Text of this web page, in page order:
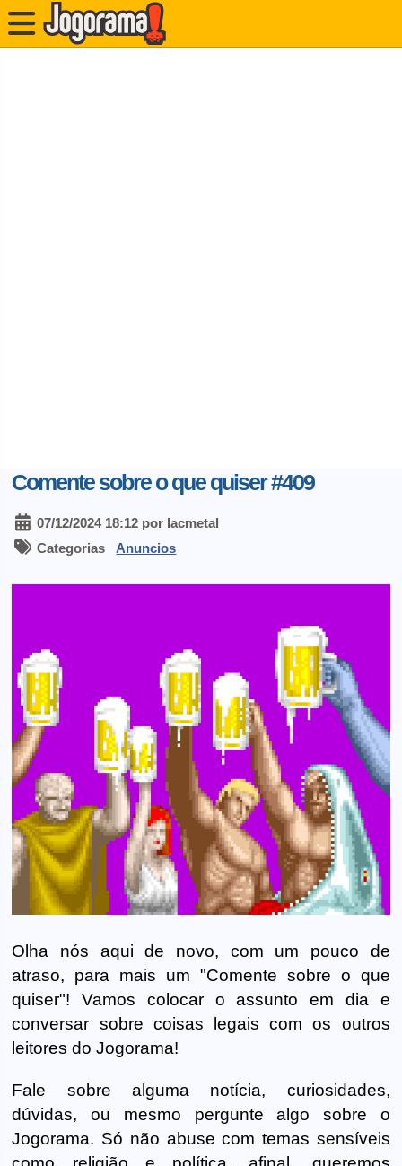
Comente sobre o que quiser #409
07/12/2024 18:12 por lacmetal
Categorias Anuncios
Olha nós aqui de novo, com um pouco de
atraso, para mais um "Comente sobre o que
quiser"! Vamos colocar o assunto em dia e
conversar sobre coisas legais com os outros
leitores do Jogorama!
Fale sobre alguma notícia, curiosidades,
dúvidas, ou mesmo pergunte algo sobre o
Jogorama. Só não abuse com temas sensíveis